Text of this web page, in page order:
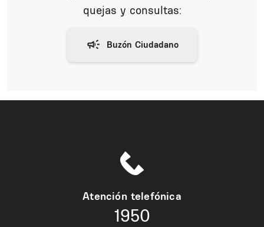
quejas y consultas:
Atención telefónica
1950